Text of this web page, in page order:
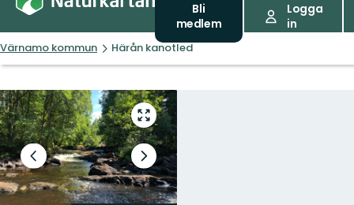
Bli
medlem
Logga
in
Värnamo kommun Härån kanotled
Gå
till
helskärmsläge
Föregående
bild
Nästa
bildspel